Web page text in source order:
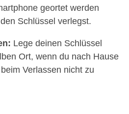
geortet werden
Schlüssel verlegst.
Lege deinen Schlüssel
Ort, wenn du nach Hause
Verlassen nicht zu